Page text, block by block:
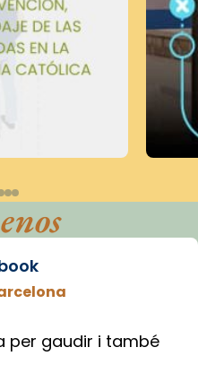
per gaudir i també